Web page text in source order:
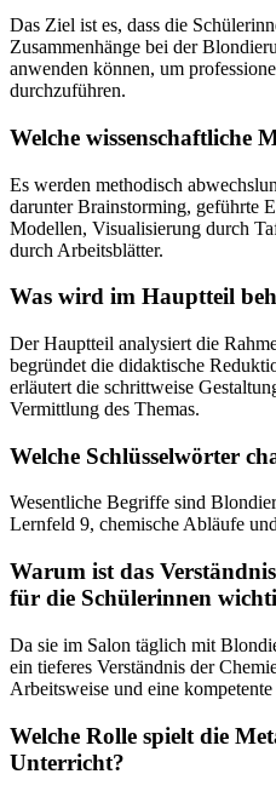
Das Ziel ist es, dass die
Zusammenhänge bei der
anwenden können, um
durchzuführen.
Welche wissenschaftliche
Es werden methodisch
darunter Brainstorming, geführte
Modellen, Visualisierung durch
durch Arbeitsblätter.
Was wird im Hauptteil
Der Hauptteil analysiert die
begründet die didaktische
erläutert die schrittweise
Vermittlung des Themas.
Welche Schlüsselwörter
Wesentliche Begriffe sind
Lernfeld 9, chemische Abläufe
Warum ist das
für die Schülerinnen
Da sie im Salon täglich mit
ein tieferes Verständnis der
Arbeitsweise und eine
Welche Rolle spielt die
Unterricht?